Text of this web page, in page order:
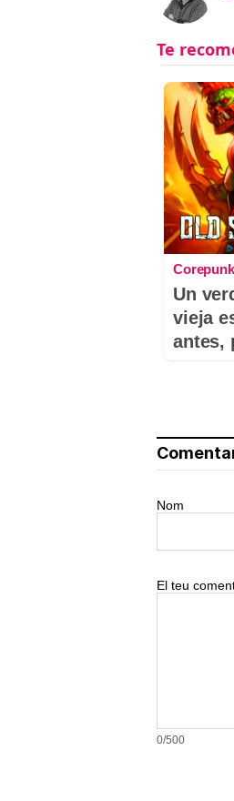
Un
vieja
antes,
Nom
El teu
0/500